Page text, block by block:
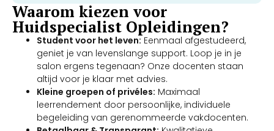
Waarom kiezen voor
Huidspecialist Opleidingen?
Student voor het leven: Eenmaal afgestudeerd,
geniet je van levenslange support. Loop je in je
salon ergens tegenaan? Onze docenten staan
altijd voor je klaar met advies.
Kleine groepen of privéles: Maximaal
leerrendement door persoonlijke, individuele
begeleiding van gerenommeerde vakdocenten.